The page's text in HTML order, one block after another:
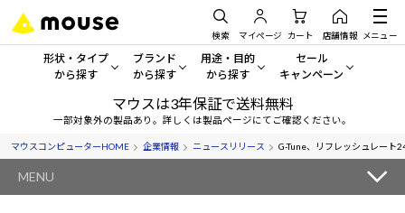
検索 マイページ カート 店舗情報 メニュー
形状・タイプ
から探す
形状・タイプから探す をすべてみる
デスクトップPC
ノートPC
ブランド
から探す
mouse
G TUNE
NEXTGEAR
用途・目的
から探す
一般向けパソコン
ゲーミングPC・ゲーム向けパソコン
クリエイティブ向け
セール
キャンペーン
セール・キャンペーン
期間限定セール
マウスは3年保証で送料無料
一部対象外の製品あり。詳しくは製品ページにてご確認ください。
マウスコンピューターHOME 企業情報 ニュースリリース G-Tune、リフレッシュレート
MENU